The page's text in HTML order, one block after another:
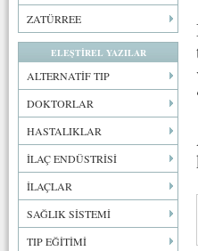
ZATÜRREE
ELEŞTİREL YAZILAR
ALTERNATİF TIP
DOKTORLAR
HASTALIKLAR
İLAÇ ENDÜSTRİSİ
İLAÇLAR
SAĞLIK SİSTEMİ
TIP EĞİTİMİ